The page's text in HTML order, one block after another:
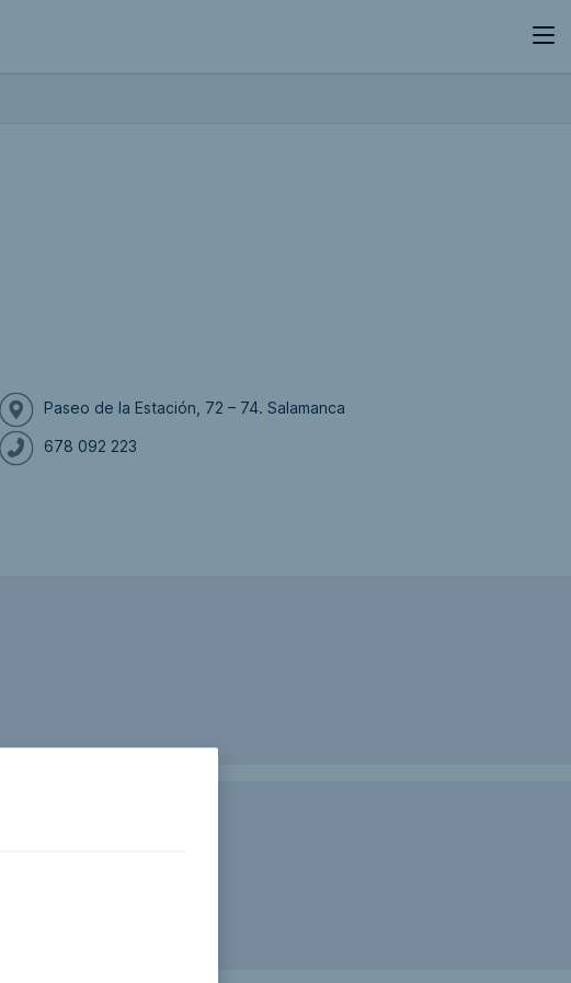
Paseo de la Estación, 72 – 74. Salamanca
678 092 223